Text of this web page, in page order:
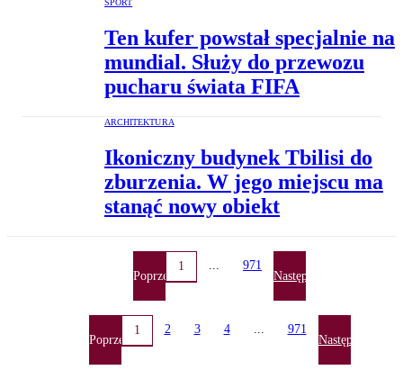
SPORT
Ten kufer powstał specjalnie na
mundial. Służy do przewozu
pucharu świata FIFA
ARCHITEKTURA
Ikoniczny budynek Tbilisi do
zburzenia. W jego miejscu ma
stanąć nowy obiekt
Poprzednia
1 ... 971
Następna
Poprzednia
1 2 3 4 ... 971
Następna